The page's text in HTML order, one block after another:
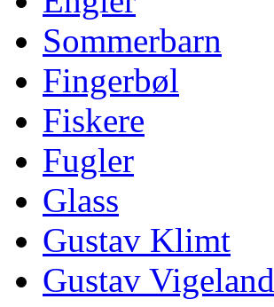
Sommerbarn
Fingerbøl
Fiskere
Fugler
Glass
Gustav Klimt
Gustav Vigeland